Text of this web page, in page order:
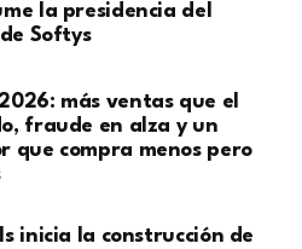
la presidencia del
Softys
más ventas que el
fraude en alza y un
que compra menos pero
inicia la construcción de